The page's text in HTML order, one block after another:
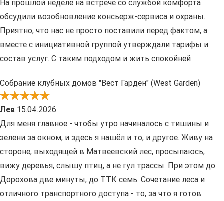
На прошлой неделе на встрече со службой комфорта
обсудили возобновление консьерж-сервиса и охраны.
Приятно, что нас не просто поставили перед фактом, а
вместе с инициативной группой утверждали тарифы и
состав услуг. С таким подходом и жить спокойней
Собрание клубных домов "Вест Гарден" (West Garden)
Лев 15.04.2026
Для меня главное - чтобы утро начиналось с тишины и
зелени за окном, и здесь я нашёл и то, и другое. Живу на
стороне, выходящей в Матвеевский лес, просыпаюсь,
вижу деревья, слышу птиц, а не гул трассы. При этом до
Дорохова две минуты, до ТТК семь. Сочетание леса и
отличного транспортного доступа - то, за что я готов